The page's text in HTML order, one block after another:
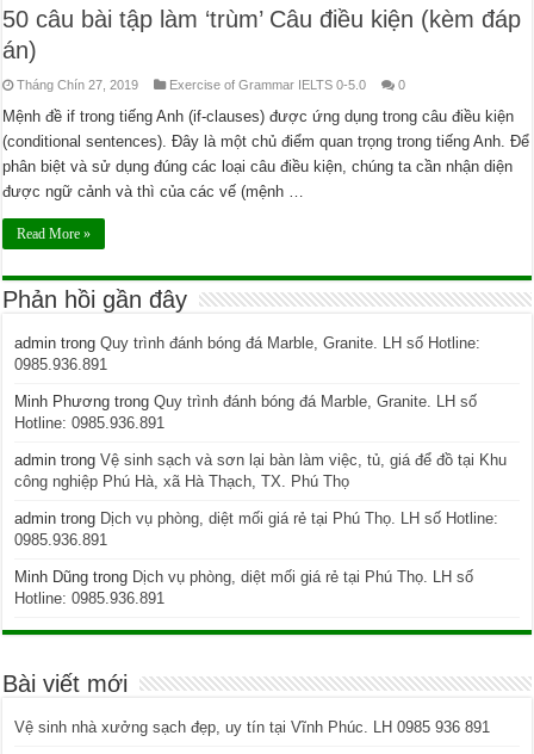
50 câu bài tập làm ‘trùm’ Câu điều kiện (kèm đáp
án)
Tháng Chín 27, 2019 Exercise of Grammar IELTS 0-5.0 0
Mệnh đề if trong tiếng Anh (if-clauses) được ứng dụng trong câu điều kiện
(conditional sentences). Đây là một chủ điểm quan trọng trong tiếng Anh. Để
phân biệt và sử dụng đúng các loại câu điều kiện, chúng ta cần nhận diện
được ngữ cảnh và thì của các vế (mệnh …
Read More »
Phản hồi gần đây
admin trongQuy trình đánh bóng đá Marble, Granite. LH số Hotline:
0985.936.891
Minh Phương trongQuy trình đánh bóng đá Marble, Granite. LH số
Hotline: 0985.936.891
admin trongVệ sinh sạch và sơn lại bàn làm việc, tủ, giá để đồ tại Khu
công nghiệp Phú Hà, xã Hà Thạch, TX. Phú Thọ
admin trong Dịch vụ phòng, diệt mối giá rẻ tại Phú Thọ. LH số Hotline:
0985.936.891
Minh Dũng trong Dịch vụ phòng, diệt mối giá rẻ tại Phú Thọ. LH số
Hotline: 0985.936.891
Bài viết mới
Vệ sinh nhà xưởng sạch đẹp, uy tín tại Vĩnh Phúc. LH 0985 936 891